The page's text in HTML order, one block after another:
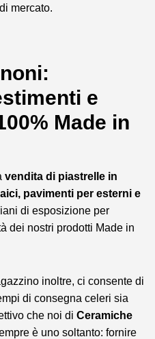
mercato.
e
Made in
vendita di piastrelle in
pavimenti per esterni e
di esposizione per
dei nostri prodotti Made in
inoltre, ci consente di
di consegna celeri sia
che noi di Ceramiche
è uno soltanto: fornire